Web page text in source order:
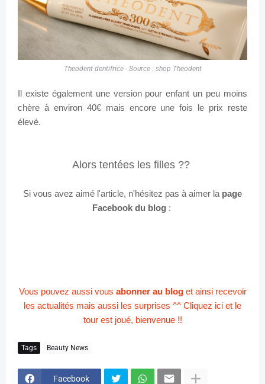
Theodent dentifrice - Source : shop Theodent
Il existe également une version pour enfant un peu moins
chère à environ 40€ mais encore une fois le prix reste
élevé.
Alors tentées les filles ??
Si vous avez aimé l'article, n'hésitez pas à aimer la page
Facebook du blog :
Vous pouvez aussi vous abonner au bloget ainsi recevoir
les actualités mais aussi les surprises ^^ Cliquez ici et le
tour est joué, bienvenue !!
Tags Beauty News
Facebook